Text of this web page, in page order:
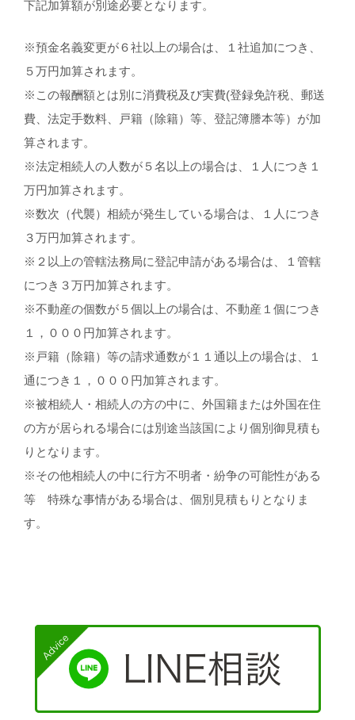
下記加算額が別途必要となります。
※預金名義変更が６社以上の場合は、１社追加につき、
５万円加算されます。
※この報酬額とは別に消費税及び実費(登録免許税、郵送
費、法定手数料、戸籍（除籍）等、登記簿謄本等）が加
算されます。
※法定相続人の人数が５名以上の場合は、１人につき１
万円加算されます。
※数次（代襲）相続が発生している場合は、１人につき
３万円加算されます。
※２以上の管轄法務局に登記申請がある場合は、１管轄
につき３万円加算されます。
※不動産の個数が５個以上の場合は、不動産１個につき
１，０００円加算されます。
※戸籍（除籍）等の請求通数が１１通以上の場合は、１
通につき１，０００円加算されます。
※被相続人・相続人の方の中に、外国籍または外国在住
の方が居られる場合には別途当該国により個別御見積も
りとなります。
※その他相続人の中に行方不明者・紛争の可能性がある
等 特殊な事情がある場合は、個別見積もりとなりま
す。